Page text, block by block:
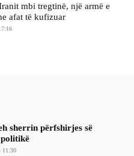
mbi tregtinë, një armë e
afat të kufizuar
sherrin përfshirjes së
11:30